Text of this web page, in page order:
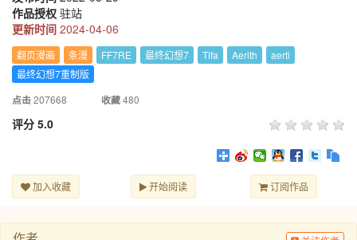
作品授权 驻站
更新时间 2024-04-06
翻页漫画 条漫 FF7RE 最终幻想7 Tifa Aerith
aerti
最终幻想7重制版
点击207668 收藏480
评分 5.0
加入收藏 开始阅读 订阅作品